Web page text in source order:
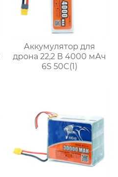
Аккумулятор для
дрона 22,2 В 4000 мАч
6S 50C(1)